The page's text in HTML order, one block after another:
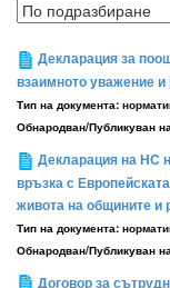
Декларация за
взаимното уважение
Тип на документа:
Обнародван/Публикуван
Декларация на НС
връзка с
живота на общините и
Тип на документа:
Обнародван/Публикуван
Договор за